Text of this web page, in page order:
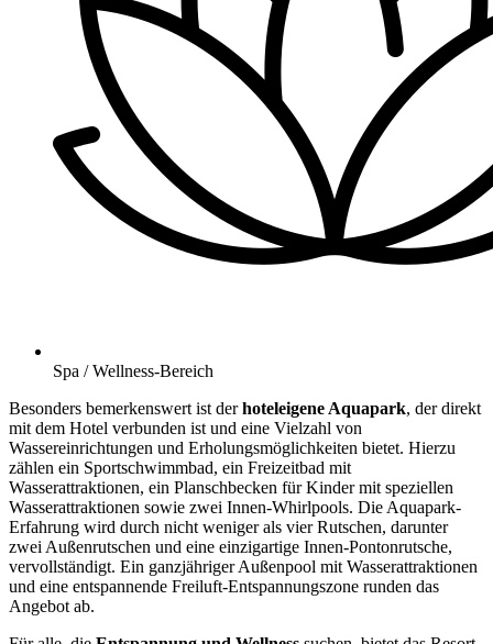
Spa / Wellness-Bereich
Besonders bemerkenswert ist derhoteleigene Aquapark, der direkt
mit dem Hotel verbunden ist und eine Vielzahl von
Wassereinrichtungen und Erholungsmöglichkeiten bietet. Hierzu
zählen ein Sportschwimmbad, ein Freizeitbad mit
Wasserattraktionen, ein Planschbecken für Kinder mit speziellen
Wasserattraktionen sowie zwei Innen-Whirlpools. Die Aquapark-
Erfahrung wird durch nicht weniger als vier Rutschen, darunter
zwei Außenrutschen und eine einzigartige Innen-Pontonrutsche,
vervollständigt. Ein ganzjähriger Außenpool mit Wasserattraktionen
und eine entspannende Freiluft-Entspannungszone runden das
Angebot ab.